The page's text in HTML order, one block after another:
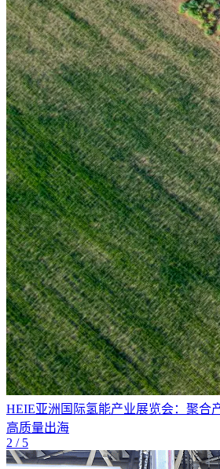
HEIE亚洲国际氢能产业展览会：聚合
高质量出海
2 / 5